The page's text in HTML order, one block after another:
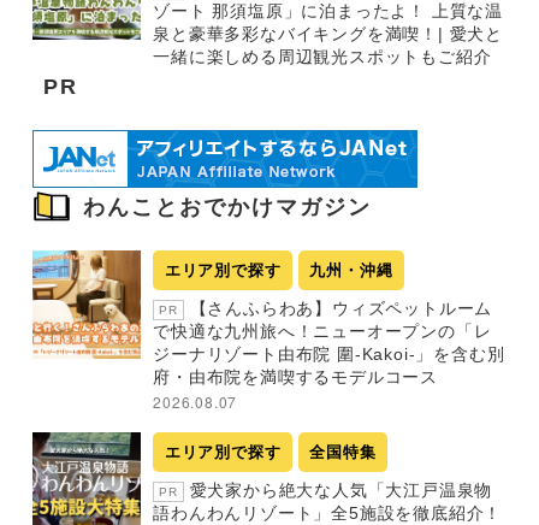
ゾート 那須塩原」に泊まったよ！ 上質な温
泉と豪華多彩なバイキングを満喫！| 愛犬と
一緒に楽しめる周辺観光スポットもご紹介
PR
わんことおでかけマガジン
エリア別で探す 九州・沖縄
PR
【さんふらわあ】ウィズペットルーム
で快適な九州旅へ！ニューオープンの「レ
ジーナリゾート由布院 圍-Kakoi-」を含む別
府・由布院を満喫するモデルコース
2026.08.07
エリア別で探す 全国特集
PR
愛犬家から絶大な人気「大江戸温泉物
語わんわんリゾート」全5施設を徹底紹介！